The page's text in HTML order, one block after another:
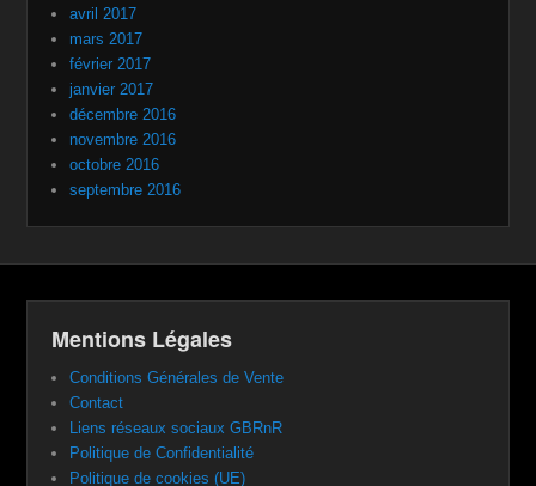
avril 2017
mars 2017
février 2017
janvier 2017
décembre 2016
novembre 2016
octobre 2016
septembre 2016
Mentions Légales
Conditions Générales de Vente
Contact
Liens réseaux sociaux GBRnR
Politique de Confidentialité
Politique de cookies (UE)